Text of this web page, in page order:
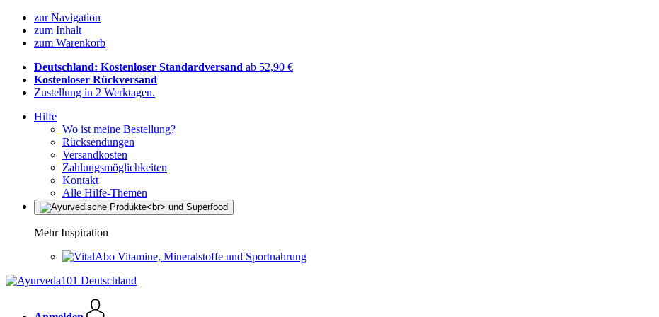
zur Navigation
zum Inhalt
zum Warenkorb
Deutschland: Kostenloser Standardversand ab 52,90 €
Kostenloser Rückversand
Zustellung in 2 Werktagen.
Hilfe
Wo ist meine Bestellung?
Rücksendungen
Versandkosten
Zahlungsmöglichkeiten
Kontakt
Alle Hilfe-Themen
Mehr Inspiration
Vitamine, Mineralstoffe und Sportnahrung